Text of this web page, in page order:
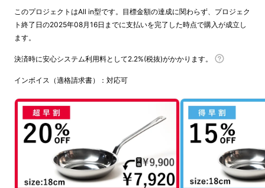
前回大好評だった「アルミクラッド三層」シ
リーズの「アルミクラッド三層フライパン」
22cm/24cm/26cmの3サイズに続き、今回
このプロジェクトはAll in型です。目標金額の達成に関わらず、プロジェク
ト終了日の2025年08月16日までに支払いを完了した時点で購入が成立し
ます。
決済時に安心システム利用料として2.2%(税抜)がかかります。
インボイス（適格請求書）：対応可